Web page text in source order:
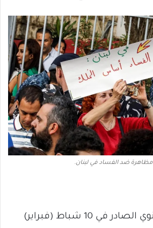
مظاهرة ضد الفساد في لبنان.
في تقريرها السنوي الصادر في 10 شباط (فبراير)